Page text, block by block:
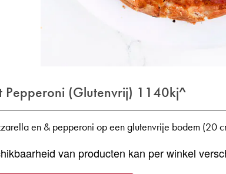
Pepperoni (Glutenvrij) 1140kj^
en & pepperoni op een glutenvrije bodem (20
van producten kan per winkel